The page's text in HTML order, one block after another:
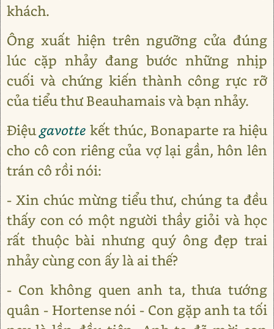
khách.
Ông xuất hiện trên ngưỡng cửa đúng
lúc cặp nhảy đang bước những nhịp
cuối và chứng kiến thành công rực rỡ
của tiểu thư Beauhamais và bạn nhảy.
Điệugavotte kết thúc, Bonaparte ra hiệu
cho cô con riêng của vợ lại gần, hôn lên
trán cô rồi nói:
- Xin chúc mừng tiểu thư, chúng ta đều
thấy con có một người thầy giỏi và học
rất thuộc bài nhưng quý ông đẹp trai
nhảy cùng con ấy là ai thế?
- Con không quen anh ta, thưa tướng
quân - Hortense nói - Con gặp anh ta tối